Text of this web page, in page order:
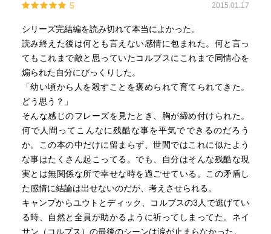
5 2015.01.17
シリーズ完結編を読み切れて本当によかった。
読み終えた後は何とも言えない感情に包まれた。何と言っ
てもこれまで敵と思っていたコルブスにこれまで同情心を
煽られた自分にびっくりした。
「幼い頃から人を殺すことを褒められて育てられてきた。
どう思う？」
そんな感じのフレーズを見たとき、胸が締め付けられた。
何で人間ってこんなに残酷な事を平気でできるのだろう
か。この本の中だけに留まらず、世間ではこれに似たよう
な事はたくさん起こってる。でも、自分はそんな残酷な現
実とは無関係な所で幸せな時を過ごせている。この矛盾し
た感情に結論は出せないのだが、考えさせられる。
キャンプからユウトとディック、コルブスの3人で逃げてい
る時、自然と全員が助かるように祈ってしまってた。ネイ
サン（コルブス）の最後のシーンは涙が止まらなかった。